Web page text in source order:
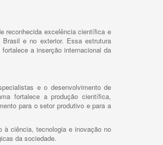
reconhecida excelência científica e
e no exterior. Essa estrutura
a inserção internacional da
e o desenvolvimento de
fortalece a produção científica,
para o setor produtivo e para a
à ciência, tecnologia e inovação no
da sociedade.